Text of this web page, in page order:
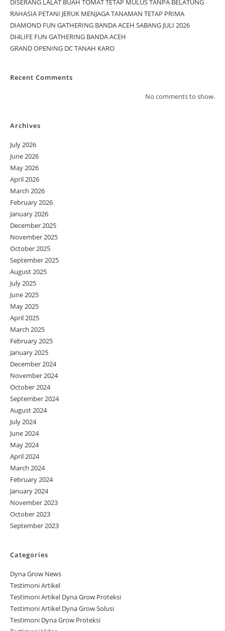
DISERANG LALAT BUAH TOMAT TETAP MULUS TANPA BELATUNG
RAHASIA PETANI JERUK MENJAGA TANAMAN TETAP PRIMA
DIAMOND FUN GATHERING BANDA ACEH SABANG JULI 2026
DI4LIFE FUN GATHERING BANDA ACEH
GRAND OPENING DC TANAH KARO
Recent Comments
No comments to show.
Archives
July 2026
June 2026
May 2026
April 2026
March 2026
February 2026
January 2026
December 2025
November 2025
October 2025
September 2025
August 2025
July 2025
June 2025
May 2025
April 2025
March 2025
February 2025
January 2025
December 2024
November 2024
October 2024
September 2024
August 2024
July 2024
June 2024
May 2024
April 2024
March 2024
February 2024
January 2024
November 2023
October 2023
September 2023
Categories
Dyna Grow News
Testimoni Artikel
Testimoni Artikel Dyna Grow Proteksi
Testimoni Artikel Dyna Grow Solusi
Testimoni Dyna Grow Proteksi